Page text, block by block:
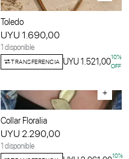
Toledo
UYU 1.690,00
1 disponible
TRANSFERENCIA UYU 1.521,0010%
OFF
+
Collar Floralia
UYU 2.290,00
1 disponible
10%